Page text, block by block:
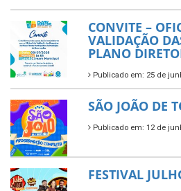
CONVITE –
VALIDAÇÃO
PLANO
Publicado em: 25 de
SÃO JOÃO DE
Publicado em: 12 de
FESTIVAL